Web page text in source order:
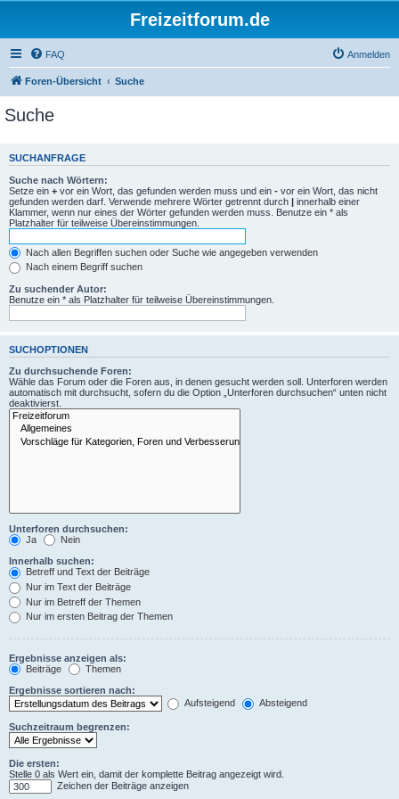
Freizeitforum.de
FAQ Anmelden
Foren-Übersicht Suche
Suche
SUCHANFRAGE
Suche nach Wörtern:
Setze ein + vor ein Wort, das gefunden werden muss und ein - vor ein Wort, das nicht
gefunden werden darf. Verwende mehrere Wörter getrennt durch | innerhalb einer
Klammer, wenn nur eines der Wörter gefunden werden muss. Benutze ein * als
Platzhalter für teilweise Übereinstimmungen.
Nach allen Begriffen suchen oder Suche wie angegeben verwenden
Nach einem Begriff suchen
Zu suchender Autor:
Benutze ein * als Platzhalter für teilweise Übereinstimmungen.
SUCHOPTIONEN
Zu durchsuchende Foren:
Wähle das Forum oder die Foren aus, in denen gesucht werden soll. Unterforen werden
automatisch mit durchsucht, sofern du die Option „Unterforen durchsuchen“ unten nicht
deaktivierst.
Unterforen durchsuchen:
Ja
Nein
Innerhalb suchen:
Betreff und Text der Beiträge
Nur im Text der Beiträge
Nur im Betreff der Themen
Nur im ersten Beitrag der Themen
Ergebnisse anzeigen als:
Beiträge
Themen
Ergebnisse sortieren nach:
Aufsteigend
Absteigend
Suchzeitraum begrenzen:
Die ersten:
Stelle 0 als Wert ein, damit der komplette Beitrag angezeigt wird.
Zeichen der Beiträge anzeigen